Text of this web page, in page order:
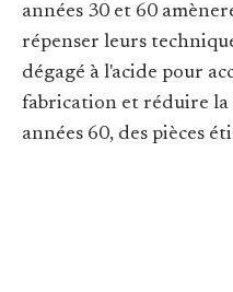
années 30 et 60
répenser leurs
dégagé à l'acide pour
fabrication et réduire la
années 60, des pièces